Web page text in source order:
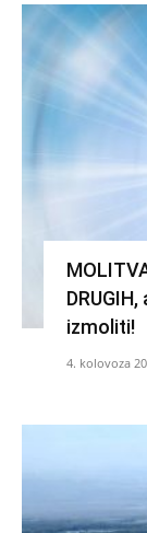
izmoliti!
4. kolovoza